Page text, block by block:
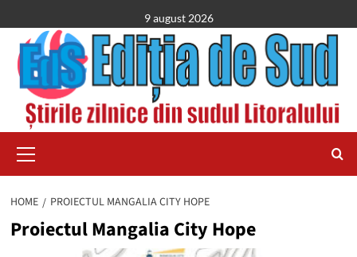
to
content
9 august 2026
Menu
HOME PROIECTUL MANGALIA CITY HOPE
Proiectul Mangalia City Hope